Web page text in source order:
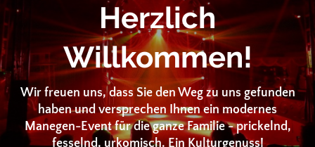
Herzlich
Willkommen!
Wir freuen uns, dass Sie den Weg zu uns gefunden
haben und versprechen Ihnen ein modernes
Manegen-Event für die ganze Familie - prickelnd,
fesselnd, urkomisch. Ein Kulturgenuss!